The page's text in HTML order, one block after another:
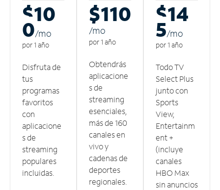
$10
0/mo
por 1 año
Disfruta de
tus
programas
favoritos
con
aplicacione
s de
streaming
populares
incluidas.
$110
/mo
por 1 año
Obtendrás
aplicacione
s de
streaming
esenciales,
más de 160
canales en
vivo y
cadenas de
deportes
regionales.
$14
5/mo
por 1 año
Todo TV
Select Plus
junto con
Sports
View,
Entertainm
ent +
(incluye
canales
HBO Max
sin anuncios